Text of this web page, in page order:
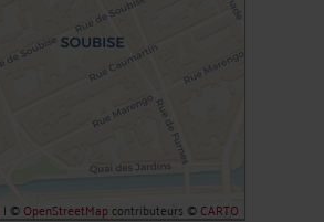
| ©OpenStreetMapcontributeurs ©CARTO